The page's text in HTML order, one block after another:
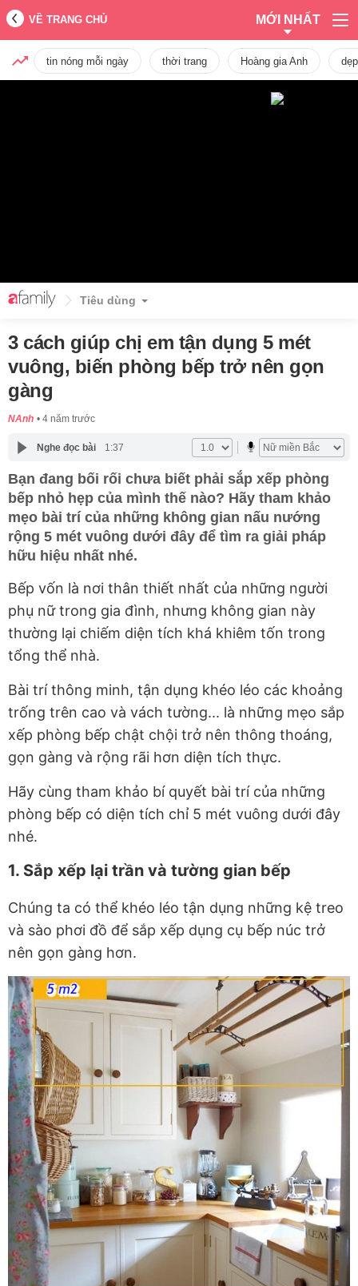
VỀ TRANG CHỦ MỚI NHẤT
tin nóng mỗi ngày thời trang Hoàng gia Anh dẹp
Tiêu dùng
3 cách giúp chị em tận dụng 5 mét
vuông, biến phòng bếp trở nên gọn
gàng
NAnh 4 năm trước
Nghe đọc bài 1:37
Bạn đang bối rối chưa biết phải sắp xếp phòng
bếp nhỏ hẹp của mình thế nào? Hãy tham khảo
mẹo bài trí của những không gian nấu nướng
rộng 5 mét vuông dưới đây để tìm ra giải pháp
hữu hiệu nhất nhé.
Bếp vốn là nơi thân thiết nhất của những người
phụ nữ trong gia đình, nhưng không gian này
thường lại chiếm diện tích khá khiêm tốn trong
tổng thể nhà.
Bài trí thông minh, tận dụng khéo léo các khoảng
trống trên cao và vách tường... là những mẹo sắp
xếp phòng bếp chật chội trở nên thông thoáng,
gọn gàng và rộng rãi hơn diện tích thực.
Hãy cùng tham khảo bí quyết bài trí của những
phòng bếp có diện tích chỉ 5 mét vuông dưới đây
nhé.
1. Sắp xếp lại trần và tường gian bếp
Chúng ta có thể khéo léo tận dụng những kệ treo
và sào phơi đồ để sắp xếp dụng cụ bếp núc trở
nên gọn gàng hơn.